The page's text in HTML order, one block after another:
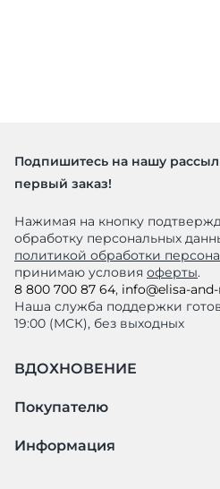
Подпишитесь на нашу
первый заказ!
Нажимая на кнопку
обработку персональных
политикой обработки
принимаю условия оферты.
8 800 700 87 64, info@elisa-
Наша служба поддержки
19:00 (МСК), без выходных
ВДОХНОВЕНИЕ
Покупателю
Информация